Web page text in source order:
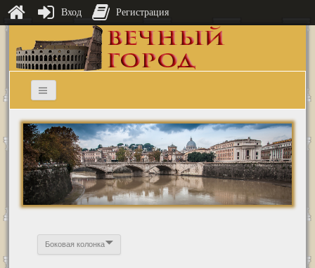
Боковая колонка
Вход Регистрация